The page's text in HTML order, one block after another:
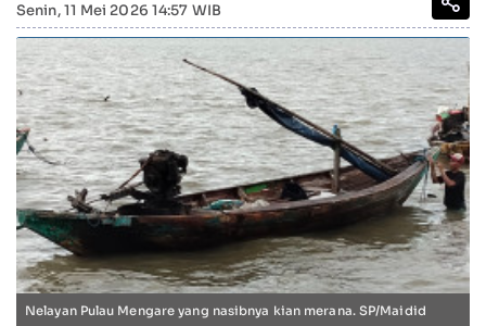
Senin, 11 Mei 2026 14:57 WIB
Nelayan Pulau Mengare yang nasibnya kian merana. SP/Maidid